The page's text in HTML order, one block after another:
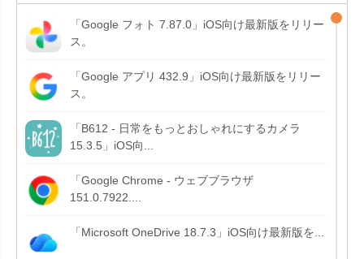
「Google フォト 7.87.0」iOS向け最新版をリリー
ス。
「Google アプリ 432.9」iOS向け最新版をリリー
ス。
「B612 - 日常をもっとおしゃれにするカメラ
15.3.5」iOS向...
「Google Chrome - ウェブブラウザ
151.0.7922....
「Microsoft OneDrive 18.7.3」iOS向け最新版を...